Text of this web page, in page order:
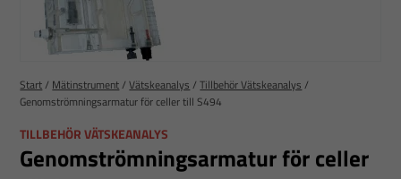
Start/ Mätinstrument/Vätskeanalys /Tillbehör Vätskeanalys /
Genomströmningsarmatur för celler till S494
TILLBEHÖR VÄTSKEANALYS
Genomströmningsarmatur för celler